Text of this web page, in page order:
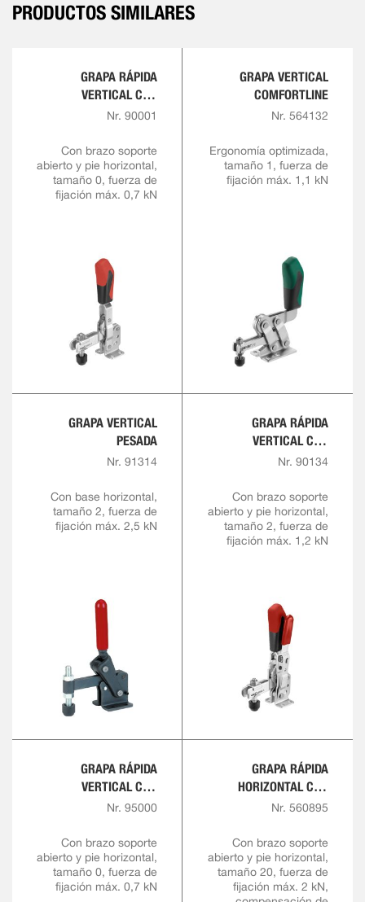
PRODUCTOS SIMILARES
GRAPA RÁPIDA
VERTICAL CON
EMPUÑADURA ROJA
Nr. 90001
Con brazo soporte
abierto y pie horizontal,
tamaño 0, fuerza de
fijación máx. 0,7 kN
GRAPA VERTICAL
COMFORTLINE
Nr. 564132
Ergonomía optimizada,
tamaño 1, fuerza de
fijación máx. 1,1 kN
GRAPA VERTICAL
PESADA
Nr. 91314
Con base horizontal,
tamaño 2, fuerza de
fijación máx. 2,5 kN
GRAPA RÁPIDA
VERTICAL CON
EMPUÑADURA ROJA Y
SEGURIDAD
Nr. 90134
Con brazo soporte
abierto y pie horizontal,
tamaño 2, fuerza de
fijación máx. 1,2 kN
GRAPA RÁPIDA
VERTICAL CON
EMPUÑADURA ROJA
Nr. 95000
Con brazo soporte
abierto y pie horizontal,
tamaño 0, fuerza de
fijación máx. 0,7 kN
GRAPA RÁPIDA
HORIZONTAL CON
ALTURA DE SUJECIÓN
Nr. 560895
Con brazo soporte
abierto y pie horizontal,
tamaño 20, fuerza de
fijación máx. 2 kN,